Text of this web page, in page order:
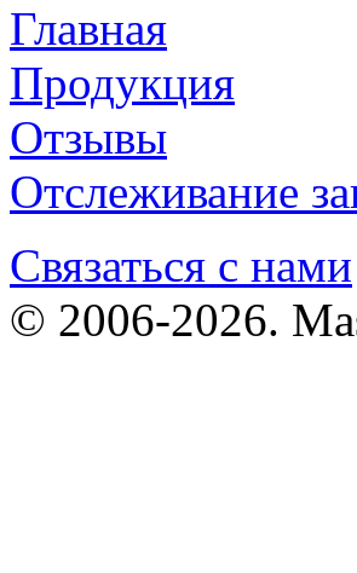
Главная
Продукция
Отзывы
Отслеживание
Связаться с нами
© 2006-2026.